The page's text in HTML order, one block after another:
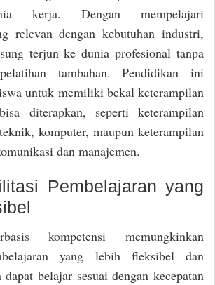
kerja. Dengan mempelajari
relevan dengan kebutuhan industri,
terjun ke dunia profesional tanpa
tambahan. Pendidikan ini
untuk memiliki bekal keterampilan
diterapkan, seperti keterampilan
komputer, maupun keterampilan
dan manajemen.
Pembelajaran yang
kompetensi memungkinkan
yang lebih fleksibel dan
belajar sesuai dengan kecepatan